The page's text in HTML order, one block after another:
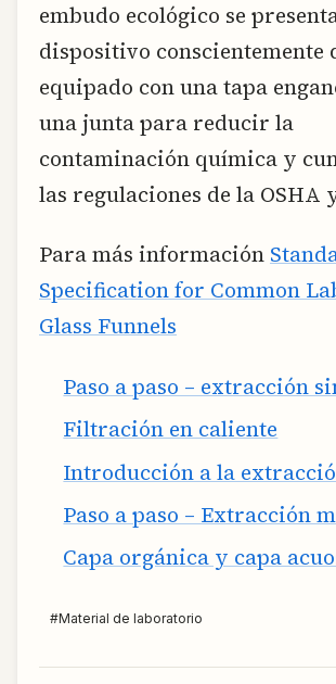
embudo ecológico se
dispositivo conscientemente
equipado con una tapa
una junta para reducir la
contaminación química y
las regulaciones de la OSHA
Para más información
Specification for Common
Glass Funnels
Paso a paso – extracción
Filtración en caliente
Introducción a la
Paso a paso – Extracción
Capa orgánica y capa
#Material de laboratorio